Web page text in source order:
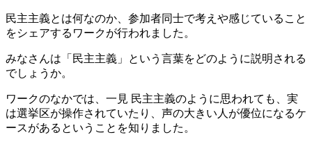
民主主義とは何なのか、参加者同士で考えや感じていること
をシェアするワークが行われました。
みなさんは「民主主義」という言葉をどのように説明される
でしょうか。
ワークのなかでは、一見 民主主義のように思われても、実
は選挙区が操作されていたり、声の大きい人が優位になるケ
ースがあるということを知りました。